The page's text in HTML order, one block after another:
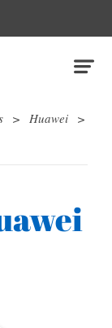
> Huawei >